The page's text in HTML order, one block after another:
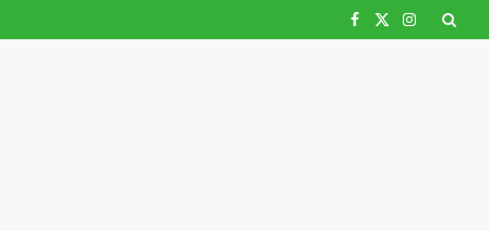
Facebook
X
Instagram